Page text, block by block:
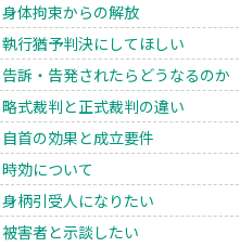
身体拘束からの解放
執行猶予判決にしてほしい
告訴・告発されたらどうなるのか
略式裁判と正式裁判の違い
自首の効果と成立要件
時効について
身柄引受人になりたい
被害者と示談したい